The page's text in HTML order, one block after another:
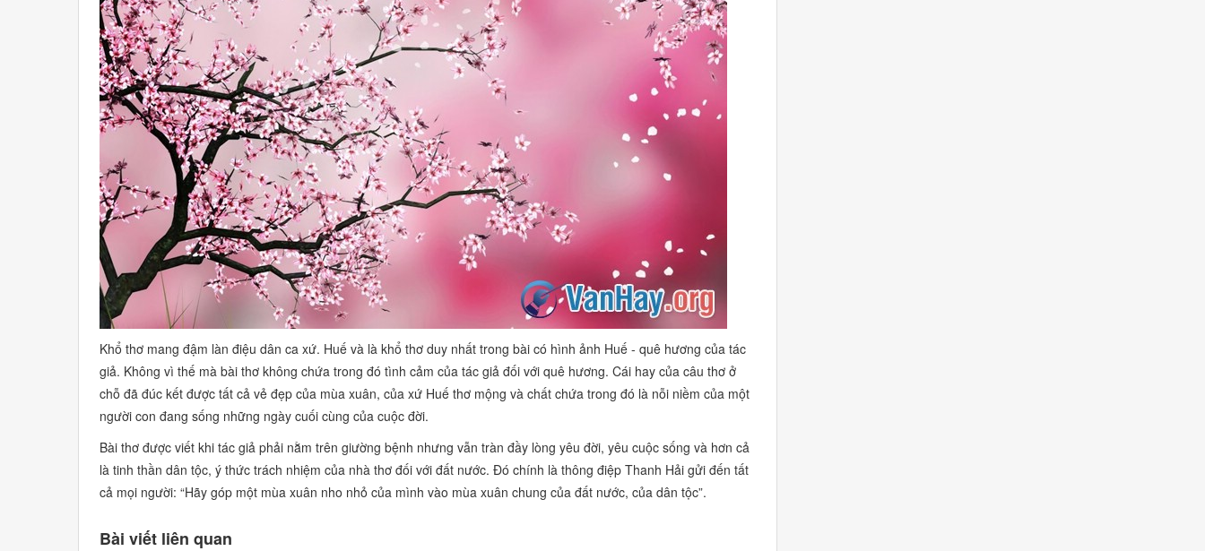
Khổ thơ mang đậm làn điệu dân ca xứ. Huế và là khổ thơ duy nhất trong bài có hình ảnh Huế - quê hương của tác
giả. Không vì thế mà bài thơ không chứa trong đó tình cảm của tác giả đối với quê hương. Cái hay của câu thơ ở
chỗ đã đúc kết được tất cả vẻ đẹp của mùa xuân, của xứ Huế thơ mộng và chất chứa trong đó là nỗi niềm của một
người con đang sống những ngày cuối cùng của cuộc đời.
Bài thơ được viết khi tác giả phải nằm trên giường bệnh nhưng vẫn tràn đầy lòng yêu đời, yêu cuộc sống và hơn cả
là tinh thần dân tộc, ý thức trách nhiệm của nhà thơ đối với đất nước. Đó chính là thông điệp Thanh Hải gửi đến tất
cả mọi người: “Hãy góp một mùa xuân nho nhỏ của mình vào mùa xuân chung của đất nước, của dân tộc”.
Bài viết liên quan